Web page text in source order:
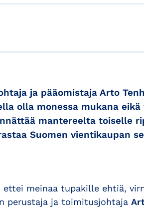
ja pääomistaja Arto
olla monessa mukana
mantereelta toiselle
Suomen vientikaupan
ettei meinaa tupakille ehtiä,
perustaja ja toimitusjohtaja